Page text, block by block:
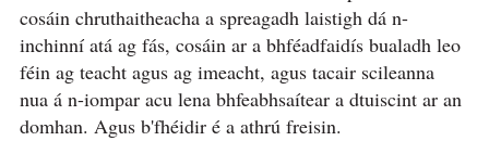
cosáin chruthaitheacha a spreagadh laistigh dá n-
inchinní atá ag fás, cosáin ar a bhféadfaidís bualadh leo
féin ag teacht agus ag imeacht, agus tacair scileanna
nua á n-iompar acu lena bhfeabhsaítear a dtuiscint ar an
domhan. Agus b'fhéidir é a athrú freisin.